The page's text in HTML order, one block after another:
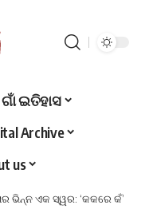
ଗାଁ ଇତିହାସ
Archive
us
ଭିନ୍ନ ଏକ ସ୍ୱର: ‘କକରେ କଁ’